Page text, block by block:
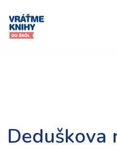
Preskočiť
na
Deduškova